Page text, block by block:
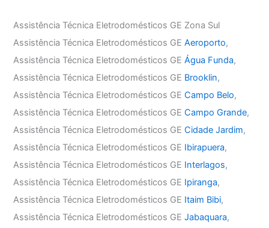
Assistência Técnica Eletrodomésticos GE Zona Sul
Assistência Técnica Eletrodomésticos GEAeroporto,
Assistência Técnica Eletrodomésticos GEÁgua Funda,
Assistência Técnica Eletrodomésticos GE Brooklin,
Assistência Técnica Eletrodomésticos GECampo Belo,
Assistência Técnica Eletrodomésticos GECampo Grande,
Assistência Técnica Eletrodomésticos GECidade Jardim,
Assistência Técnica Eletrodomésticos GE Ibirapuera,
Assistência Técnica Eletrodomésticos GE Interlagos,
Assistência Técnica Eletrodomésticos GE Ipiranga,
Assistência Técnica Eletrodomésticos GE Itaim Bibi,
Assistência Técnica Eletrodomésticos GEJabaquara,